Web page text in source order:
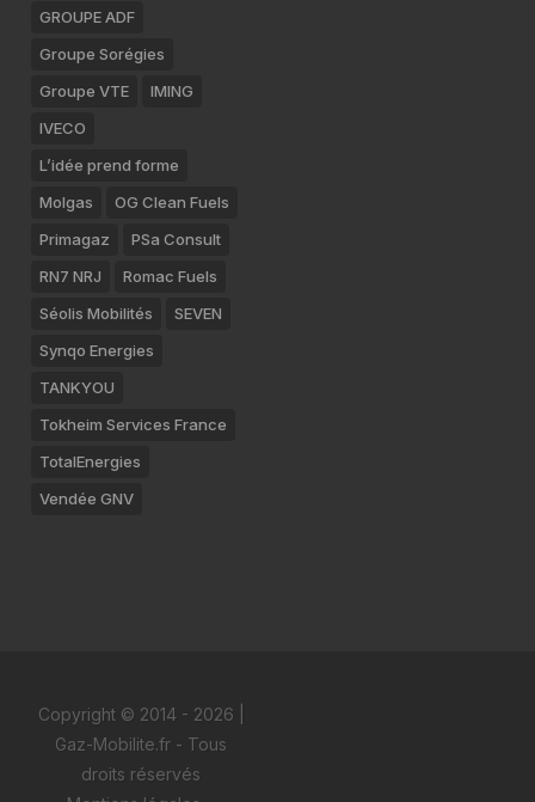
GROUPE ADF
Groupe Sorégies
Groupe VTE
IMING
IVECO
L’idée prend forme
Molgas
OG Clean Fuels
Primagaz
PSa Consult
RN7 NRJ
Romac Fuels
Séolis Mobilités
SEVEN
Synqo Energies
TANKYOU
Tokheim Services France
TotalEnergies
Vendée GNV
Copyright © 2014 - 2026 |
Gaz-Mobilite.fr - Tous
droits réservés